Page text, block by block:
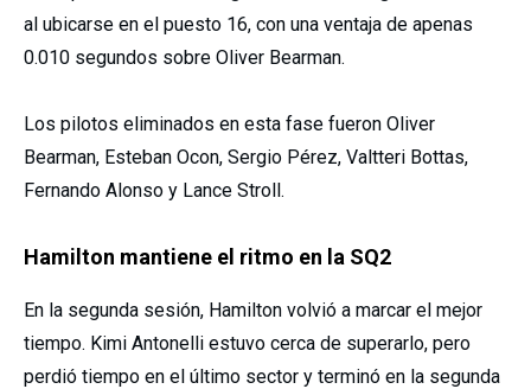
al ubicarse en el puesto 16, con una ventaja de apenas
0.010 segundos sobre Oliver Bearman.
Los pilotos eliminados en esta fase fueron Oliver
Bearman, Esteban Ocon, Sergio Pérez, Valtteri Bottas,
Fernando Alonso y Lance Stroll.
Hamilton mantiene el ritmo en la SQ2
En la segunda sesión, Hamilton volvió a marcar el mejor
tiempo. Kimi Antonelli estuvo cerca de superarlo, pero
perdió tiempo en el último sector y terminó en la segunda